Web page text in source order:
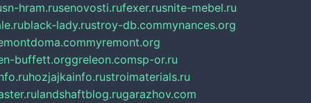
sn-hram.rusenovosti.rufexer.rusnite-mebel.ru
black-lady.rustroy-db.commynances.org
myremont.org
buffett.orggreleon.comsp-or.ru
hozjajkainfo.rustroimaterials.ru
landshaftblog.rugarazhov.com